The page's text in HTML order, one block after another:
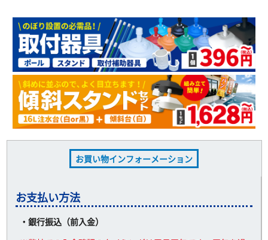
お買い物インフォーメーション
お支払い方法
・銀行振込（前入金）